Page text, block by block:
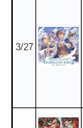
3/27